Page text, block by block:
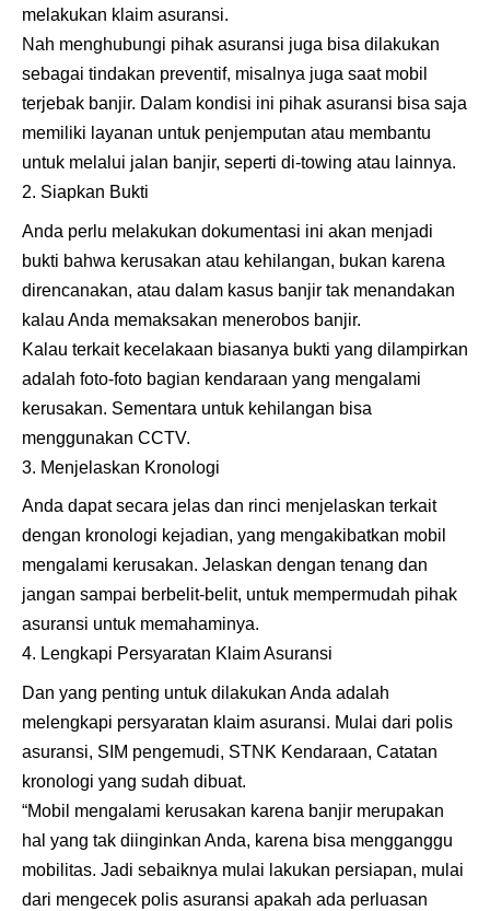
melakukan klaim asuransi.
Nah menghubungi pihak asuransi juga bisa dilakukan
sebagai tindakan preventif, misalnya juga saat mobil
terjebak banjir. Dalam kondisi ini pihak asuransi bisa saja
memiliki layanan untuk penjemputan atau membantu
untuk melalui jalan banjir, seperti di-towing atau lainnya.
Siapkan Bukti
Anda perlu melakukan dokumentasi ini akan menjadi
bukti bahwa kerusakan atau kehilangan, bukan karena
direncanakan, atau dalam kasus banjir tak menandakan
kalau Anda memaksakan menerobos banjir.
Kalau terkait kecelakaan biasanya bukti yang dilampirkan
adalah foto-foto bagian kendaraan yang mengalami
kerusakan. Sementara untuk kehilangan bisa
menggunakan CCTV.
Menjelaskan Kronologi
Anda dapat secara jelas dan rinci menjelaskan terkait
dengan kronologi kejadian, yang mengakibatkan mobil
mengalami kerusakan. Jelaskan dengan tenang dan
jangan sampai berbelit-belit, untuk mempermudah pihak
asuransi untuk memahaminya.
Lengkapi Persyaratan Klaim Asuransi
Dan yang penting untuk dilakukan Anda adalah
melengkapi persyaratan klaim asuransi. Mulai dari polis
asuransi, SIM pengemudi, STNK Kendaraan, Catatan
kronologi yang sudah dibuat.
“Mobil mengalami kerusakan karena banjir merupakan
hal yang tak diinginkan Anda, karena bisa mengganggu
mobilitas. Jadi sebaiknya mulai lakukan persiapan, mulai
dari mengecek polis asuransi apakah ada perluasan